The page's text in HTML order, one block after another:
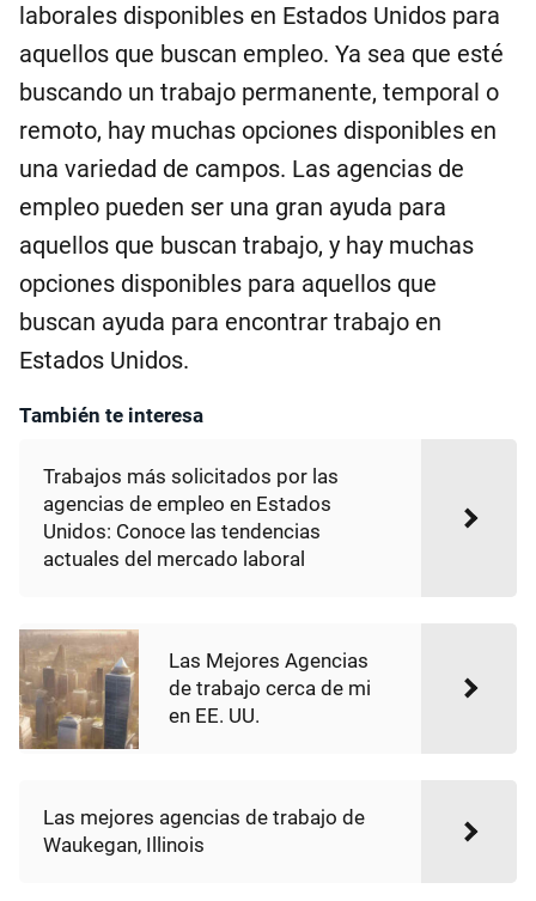
laborales disponibles en Estados Unidos para
aquellos que buscan empleo. Ya sea que esté
buscando un trabajo permanente, temporal o
remoto, hay muchas opciones disponibles en
una variedad de campos. Las agencias de
empleo pueden ser una gran ayuda para
aquellos que buscan trabajo, y hay muchas
opciones disponibles para aquellos que
buscan ayuda para encontrar trabajo en
Estados Unidos.
También te interesa
Trabajos más solicitados por las
agencias de empleo en Estados
Unidos: Conoce las tendencias
actuales del mercado laboral
Las Mejores Agencias
de trabajo cerca de mi
en EE. UU.
Las mejores agencias de trabajo de
Waukegan, Illinois